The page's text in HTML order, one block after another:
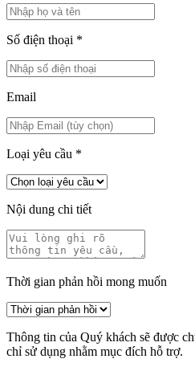
Số điện thoại *
Email
Loại yêu cầu *
Nội dung chi tiết
Thời gian phản hồi mong muốn
Thông tin của Quý khách sẽ được
chỉ sử dụng nhằm mục đích hỗ trợ.